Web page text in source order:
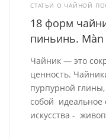
СТАТЬИ О ЧАЙНОЙ
18 форм
пиньинь. Màn
Чайник — это
ценность.
пурпурной
собой идеальное
искусства -